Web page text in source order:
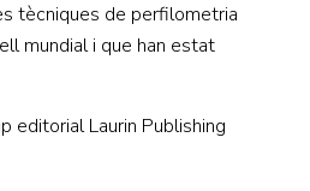
tècniques de perfilometria
mundial i que han estat
editorial Laurin Publishing